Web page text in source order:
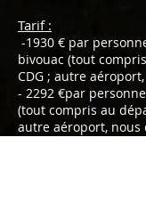
Tarif :
-1930 € par
bivouac (tout
CDG ; autre
- 2292 €par
(tout compris au
autre aéroport, nous